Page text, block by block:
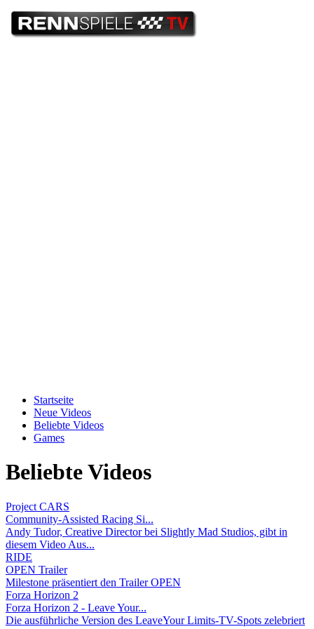
Startseite
Neue Videos
Beliebte Videos
Games
Beliebte Videos
Project CARS
Community-Assisted Racing Si...
Andy Tudor, Creative Director bei Slightly Mad Studios, gibt in
diesem Video Aus...
RIDE
OPEN Trailer
Milestone präsentiert den Trailer OPEN
Forza Horizon 2
Forza Horizon 2 - Leave Your...
Die ausführliche Version des LeaveYour Limits-TV-Spots zelebriert